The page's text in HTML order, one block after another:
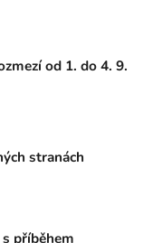
od 1. do 4. 9.
stranách
příběhem